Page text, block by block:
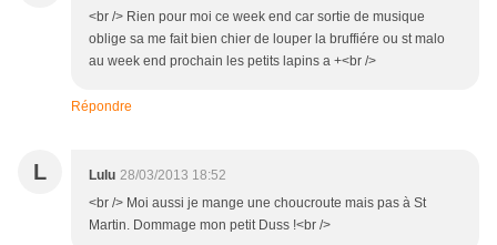
<br /> Rien pour moi ce week end car sortie de musique
oblige sa me fait bien chier de louper la bruffiére ou st malo
au week end prochain les petits lapins a +<br />
Répondre
L Lulu 28/03/2013 18:52
<br /> Moi aussi je mange une choucroute mais pas à St
Martin. Dommage mon petit Duss !<br />